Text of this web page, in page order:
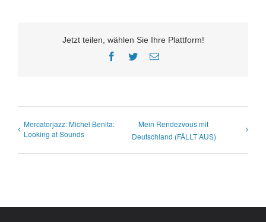
Jetzt teilen, wählen Sie Ihre Plattform!
Facebook
TwitterE-
Mercatorjazz: Michel Benita:
Looking at Sounds
Mein Rendezvous mit
Deutschland (FÄLLT AUS)